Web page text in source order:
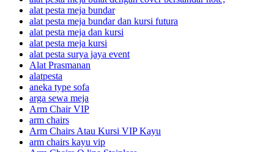
alat pesta meja bundar
alat pesta meja bundar dan kursi futura
alat pesta meja dan kursi
alat pesta meja kursi
alat pesta surya jaya event
Alat Prasmanan
alatpesta
aneka type sofa
arga sewa meja
Arm Chair VIP
arm chairs
Arm Chairs Atau Kursi VIP Kayu
arm chairs kayu vip